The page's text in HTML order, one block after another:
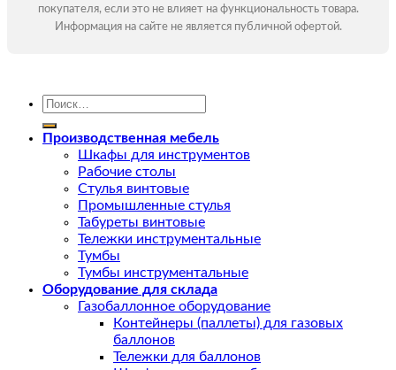
покупателя, если это не влияет на функциональность товара.
Информация на сайте не является публичной офертой.
Искать:
Производственная мебель
Шкафы для инструментов
Рабочие столы
Стулья винтовые
Промышленные стулья
Табуреты винтовые
Тележки инструментальные
Тумбы
Тумбы инструментальные
Оборудование для склада
Газобаллонное оборудование
Контейнеры (паллеты) для газовых
баллонов
Тележки для баллонов